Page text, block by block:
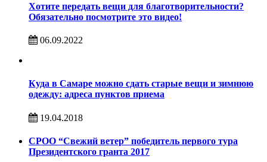
Хотите передать вещи для благотворительности?
Обязательно посмотрите это видео!
06.09.2022
Куда в Самаре можно сдать старые вещи и зимнюю
одежду: адреса пунктов приема
19.04.2018
СРОО “Свежий ветер” победитель первого тура
Президентского гранта 2017